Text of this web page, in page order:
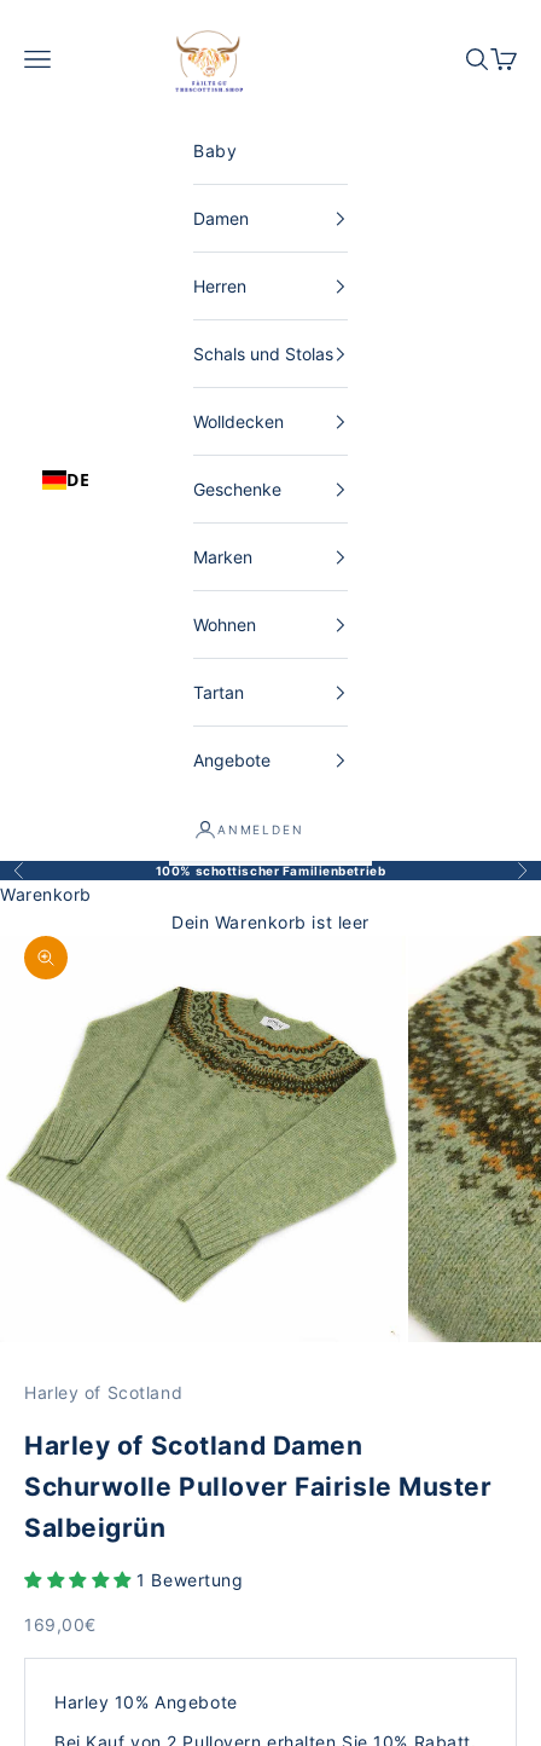
The Scottish Shop Deutschland
DE
Menü Suchen
Baby
Damen
Herren
Schals und Stolas
Wolldecken
Geschenke
Marken
Wohnen
Tartan
Angebote
ANMELDEN
Zurück 100% schottischer Familienbetrieb Vor
Warenkorb
Dein Warenkorb ist leer
Bild vergrößern
Harley of Scotland
Harley of Scotland Damen
Schurwolle Pullover Fairisle Muster
Salbeigrün
1 Bewertung
Angebot
169,00€
Harley 10% Angebote
Bei Kauf von 2 Pullovern erhalten Sie 10% Rabatt.